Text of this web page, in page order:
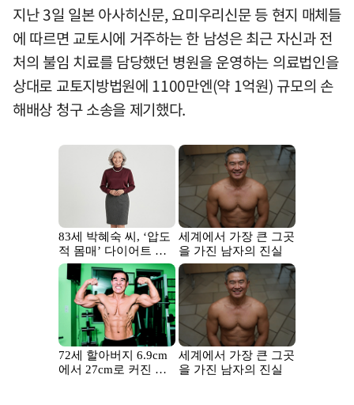
지난 3일 일본 아사히신문, 요미우리신문 등 현지 매체들
에 따르면 교토시에 거주하는 한 남성은 최근 자신과 전
처의 불임 치료를 담당했던 병원을 운영하는 의료법인을
상대로 교토지방법원에 1100만엔(약 1억원) 규모의 손
해배상 청구 소송을 제기했다.